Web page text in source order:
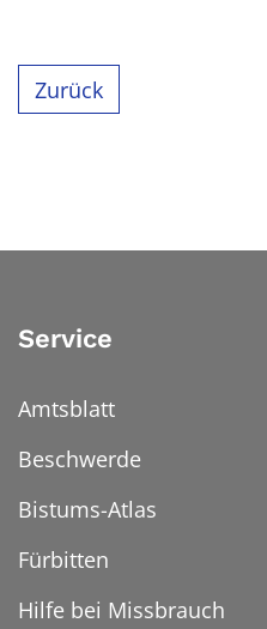
Zurück
Service
Amtsblatt
Beschwerde
Bistums-Atlas
Fürbitten
Hilfe bei Missbrauch